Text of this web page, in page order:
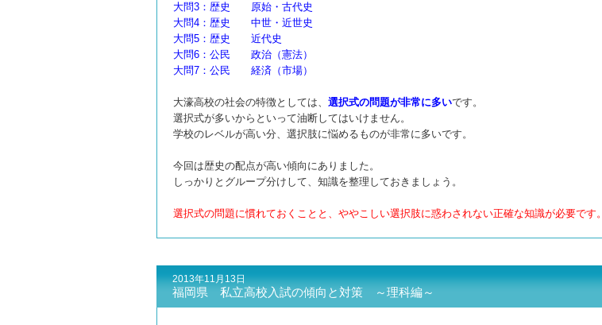
大問3：歴史 原始・古代史
大問4：歴史 中世・近世史
大問5：歴史 近代史
大問6：公民 政治（憲法）
大問7：公民 経済（市場）
大濠高校の社会の特徴としては、 選択式の問題が非常に多いです。
選択式が多いからといって油断してはいけません。
学校のレベルが高い分、選択肢に悩めるものが非常に多いです。
今回は歴史の配点が高い傾向にありました。
しっかりとグループ分けして、知識を整理しておきましょう。
選択式の問題に慣れておくことと、ややこしい選択肢に惑わされない正確な知識が必要です。
2013年11月13日
福岡県 私立高校入試の傾向と対策 ～理科編～